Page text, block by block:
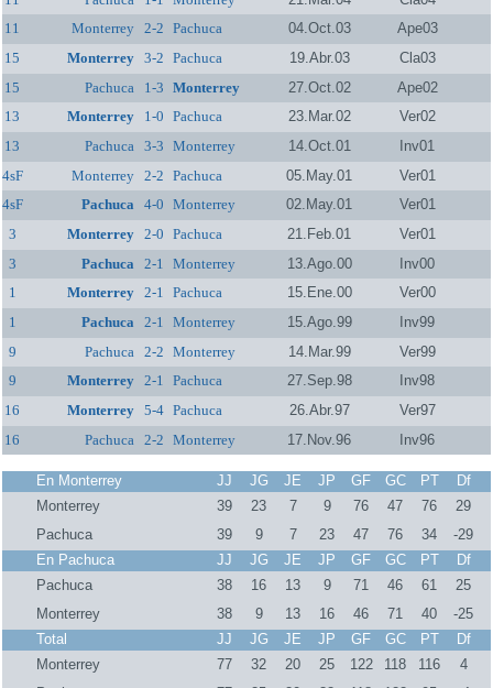
11
Monterrey 2-2 Pachuca 04.Oct.03
Ape03
15
Monterrey 3-2 Pachuca 19.Abr.03
Cla03
15
Pachuca 1-3 Monterrey 27.Oct.02
Ape02
13
Monterrey 1-0 Pachuca 23.Mar.02
Ver02
13
Pachuca 3-3 Monterrey 14.Oct.01
Inv01
4sF
Monterrey 2-2 Pachuca 05.May.01
Ver01
4sF
Pachuca 4-0 Monterrey 02.May.01
Ver01
3
Monterrey 2-0 Pachuca 21.Feb.01
Ver01
3
Pachuca 2-1 Monterrey 13.Ago.00
Inv00
1
Monterrey 2-1 Pachuca 15.Ene.00
Ver00
1
Pachuca 2-1 Monterrey 15.Ago.99
Inv99
9
Pachuca 2-2 Monterrey 14.Mar.99
Ver99
9
Monterrey 2-1 Pachuca 27.Sep.98
Inv98
16
Monterrey 5-4 Pachuca 26.Abr.97
Ver97
16
Pachuca 2-2 Monterrey 17.Nov.96 Inv96
En Monterrey JJ JG JE JP GF GC PT
Df
Monterrey
39 23 7 9 76 47 76
29
Pachuca
39 9 7 23 47 76 34
-29
En Pachuca
JJ JG JE JP GF GC PT
Df
Pachuca
38 16 13 9 71 46 61
25
Monterrey
38 9 13 16 46 71 40
-25
Total
JJ JG JE JP GF GC PT
Df
Monterrey
77 32 20 25 122 118 116
4